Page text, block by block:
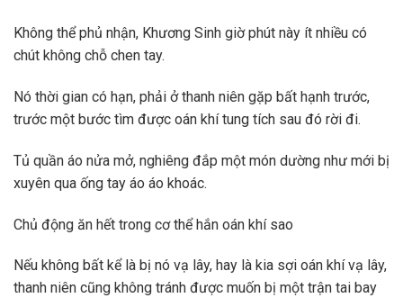
Không thể phủ nhận, Khương Sinh giờ phút này ít nhiều có
chút không chỗ chen tay.
Nó thời gian có hạn, phải ở thanh niên gặp bất hạnh trước,
trước một bước tìm được oán khí tung tích sau đó rời đi.
Tủ quần áo nửa mở, nghiêng đắp một món dường như mới bị
xuyên qua ống tay áo áo khoác.
Chủ động ăn hết trong cơ thể hắn oán khí sao
Nếu không bất kể là bị nó vạ lây, hay là kia sợi oán khí vạ lây,
thanh niên cũng không tránh được muốn bị một trận tai bay